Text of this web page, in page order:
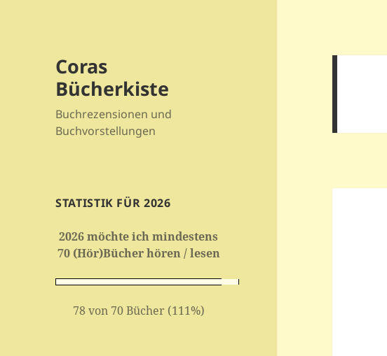
Coras
Bücherkiste
Buchrezensionen und
Buchvorstellungen
STATISTIK FÜR 2026
2026 möchte ich mindestens
70 (Hör)Bücher hören / lesen
78 von 70 Bücher (111%)